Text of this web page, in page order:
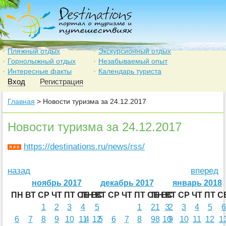
Пляжный отдых
Экскурсионный отдых
Горнолыжный отдых
Незабываемый опыт
Интересные факты
Календарь туриста
Вход Регистрация
Главная > Новости туризма за 24.12.2017
Новости туризма за 24.12.2017
https://destinations.ru/news/rss/
назад вперед
ноябрь 2017
ПН ВТ СР ЧТ ПТ СБ ВС
1
2 3 4
5
6
7 8 9 10 11
12
декабрь 2017
ПН ВТ СР ЧТ ПТ СБ ВС
1
2
3
4
5 6 7 8 9
10
январь 2018
ПН ВТ СР ЧТ ПТ
1
2 3 4 5
6
8
9 10 11 12